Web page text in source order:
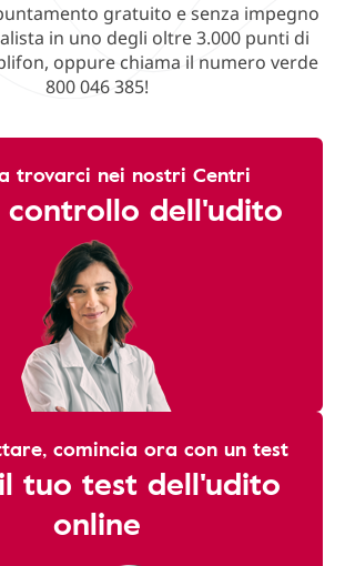
gratuito e senza impegno
in uno degli oltre 3.000 punti di
oppure chiama il numero verde
800 046 385!
trovarci nei nostri Centri
controllo dell'udito
comincia ora con un test
tuo test dell'udito
online